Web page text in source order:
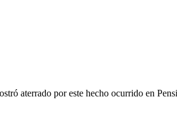
aterrado por este hecho ocurrido en